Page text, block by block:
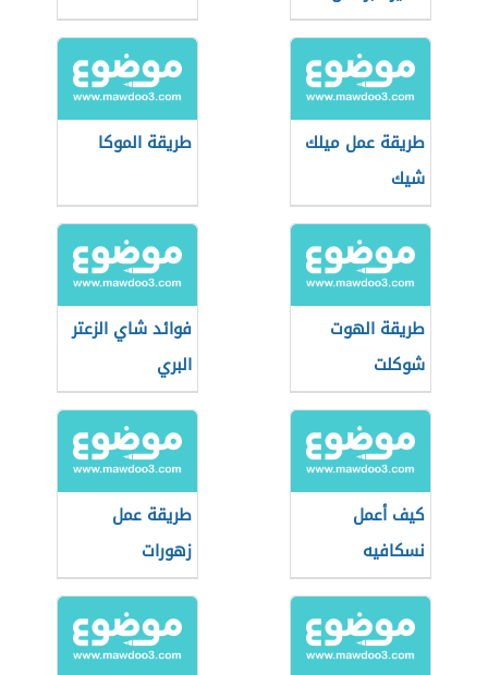
طريقة عمل ميلك
شيك
طريقة الموكا
طريقة الهوت
شوكلت
فوائد شاي الزعتر
البري
كيف أعمل
نسكافيه
طريقة عمل
زهورات